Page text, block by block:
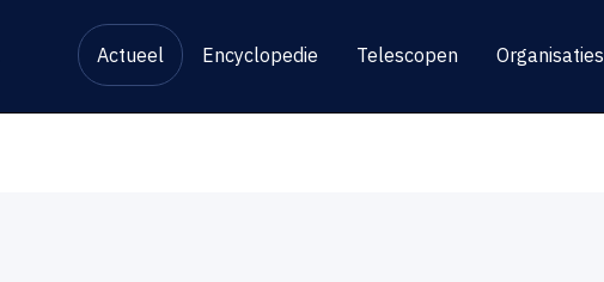
Actueel Encyclopedie Telescopen Organisaties